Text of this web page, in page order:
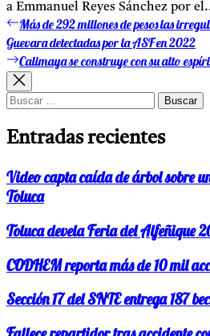
a Emmanuel Reyes Sánchez por
Navegación
de
entradas
Entrada
anterior:
Más de 292 millones de pesos las
Guevara detectadas por la ASF en 2022
Entrada
siguiente:
Calimaya se construye con su alto
Buscar:
Entradas recientes
Video capta caída de árbol sobre
Toluca
Toluca devela Feria del Alfeñique
CODHEM reporta más de 10 mil
Sección 17 del SNTE entrega 187